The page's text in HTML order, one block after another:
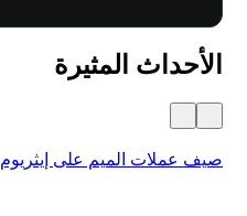
الأحداث المثيرة
صيف عملات الميم على إيثريوم